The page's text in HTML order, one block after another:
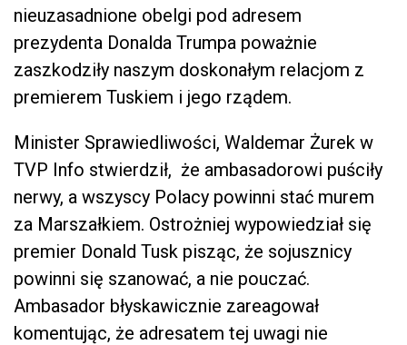
nieuzasadnione obelgi pod adresem
prezydenta Donalda Trumpa poważnie
zaszkodziły naszym doskonałym relacjom z
premierem Tuskiem i jego rządem.
Minister Sprawiedliwości, Waldemar Żurek w
TVP Info stwierdził, że ambasadorowi puściły
nerwy, a wszyscy Polacy powinni stać murem
za Marszałkiem. Ostrożniej wypowiedział się
premier Donald Tusk pisząc, że sojusznicy
powinni się szanować, a nie pouczać.
Ambasador błyskawicznie zareagował
komentując, że adresatem tej uwagi nie